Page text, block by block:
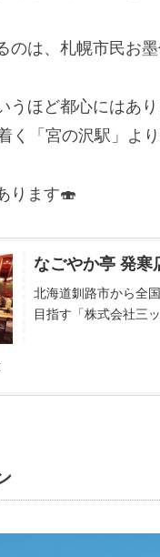
のは、札幌市民お
ほど都心にはあ
く「宮の沢駅」より
ります🍣
なごやか亭 発寒
北海道釧路市から全
目指す「株式会社三